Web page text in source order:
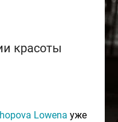
красоты
Lowena уже